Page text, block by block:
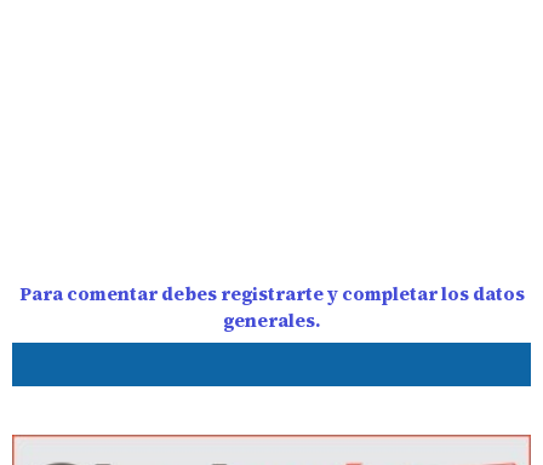
Para comentar debes registrarte y completar los datos
generales.